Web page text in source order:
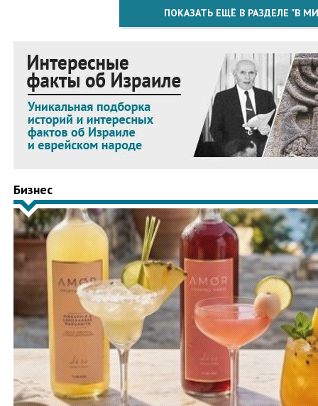
ПОКАЗАТЬ ЕЩЁ В РАЗДЕЛЕ "В
Бизнес